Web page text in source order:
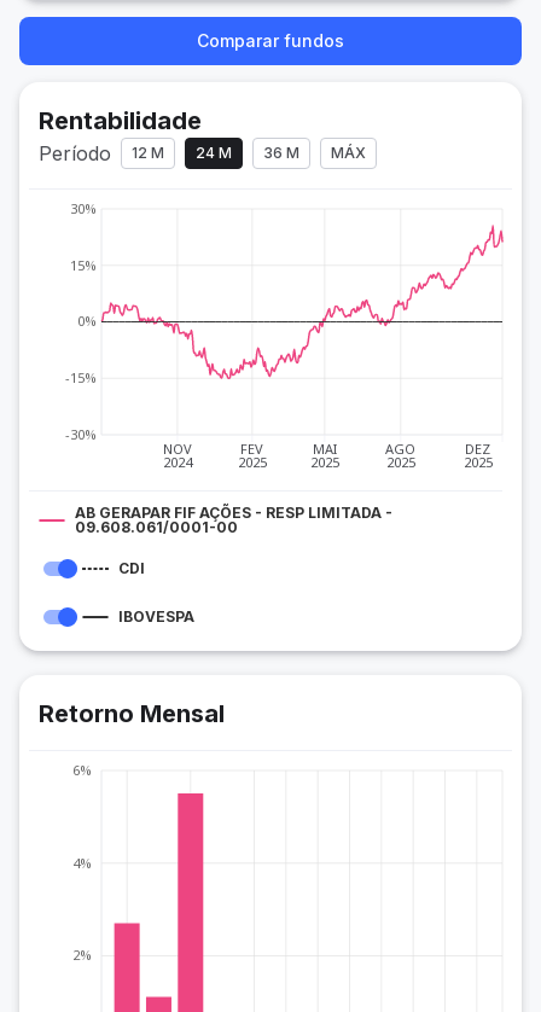
Comparar fundos
Rentabilidade
Período 12 M 24 M 36 M MÁX
NOV
2024
FEV
2025
MAI
2025
AGO
2025
DEZ
2025
-30%
-15%
0%
15%
30%
AB GERAPAR FIF AÇÕES - RESP LIMITADA -
09.608.061/0001-00
CDI
IBOVESPA
Retorno Mensal
2%
4%
6%